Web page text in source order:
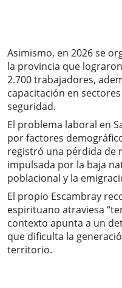
Asimismo, en 2026 se
la provincia que
2.700 trabajadores,
capacitación en
seguridad.
El problema laboral en
por factores
registró una pérdida de
impulsada por la baja
poblacional y la
El propio Escambray
espirituano atraviesa
contexto apunta a un
que dificulta la
territorio.